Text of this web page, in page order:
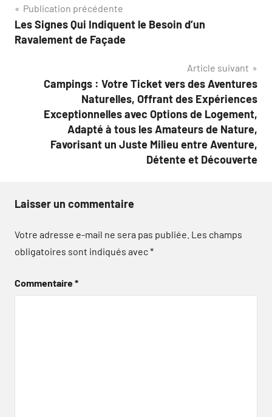
Navigation
de
Publication précédente
Les Signes Qui Indiquent le Besoin d’un
Ravalement de Façade
Article suivant
Campings : Votre Ticket vers des Aventures
Naturelles, Offrant des Expériences
Exceptionnelles avec Options de Logement,
Adapté à tous les Amateurs de Nature,
Favorisant un Juste Milieu entre Aventure,
Détente et Découverte
Laisser un commentaire
Votre adresse e-mail ne sera pas publiée. Les champs
obligatoires sont indiqués avec*
Commentaire*